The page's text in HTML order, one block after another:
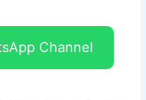
Channel